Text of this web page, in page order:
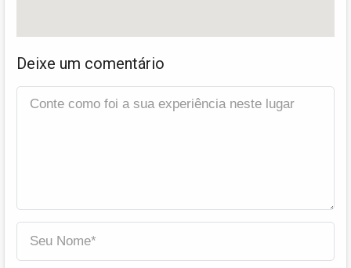
Deixe um comentário